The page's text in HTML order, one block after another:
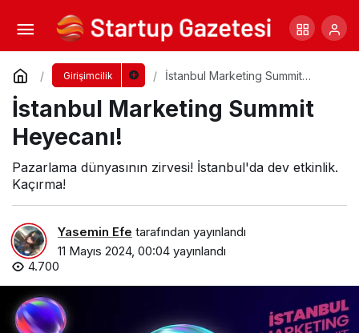
Girişimcilik
İstanbul Marketing Summit
İstanbul Marketing Summit
Heyecanı!
Pazarlama dünyasının zirvesi! İstanbul'da dev etkinlik.
Kaçırma!
Yasemin Efe tarafından yayınlandı
11 Mayıs 2024, 00:04 yayınlandı
4.700
Girişimcilikte Buluşma ve Destek: Teknopark
İstanbul
Yorum Yap Paylaş